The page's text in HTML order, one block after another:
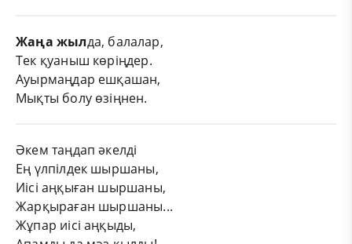
Жаңа жылда, балалар,
Тек қуаныш көріңдер.
Ауырмаңдар ешқашан,
Мықты болу өзіңнен.
Әкем таңдап әкелді
Ең үлпілдек шыршаны,
Иісі аңқыған шыршаны,
Жарқыраған шыршаны...
Жұпар иісі аңқыды,